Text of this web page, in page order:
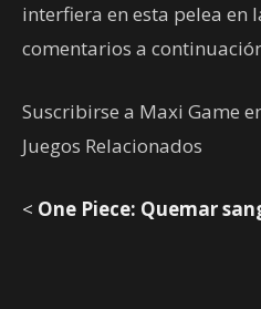
interfiera en esta pelea en
comentarios a
Suscribirse a Maxi Game
Juegos Relacionados
< One Piece: Quemar